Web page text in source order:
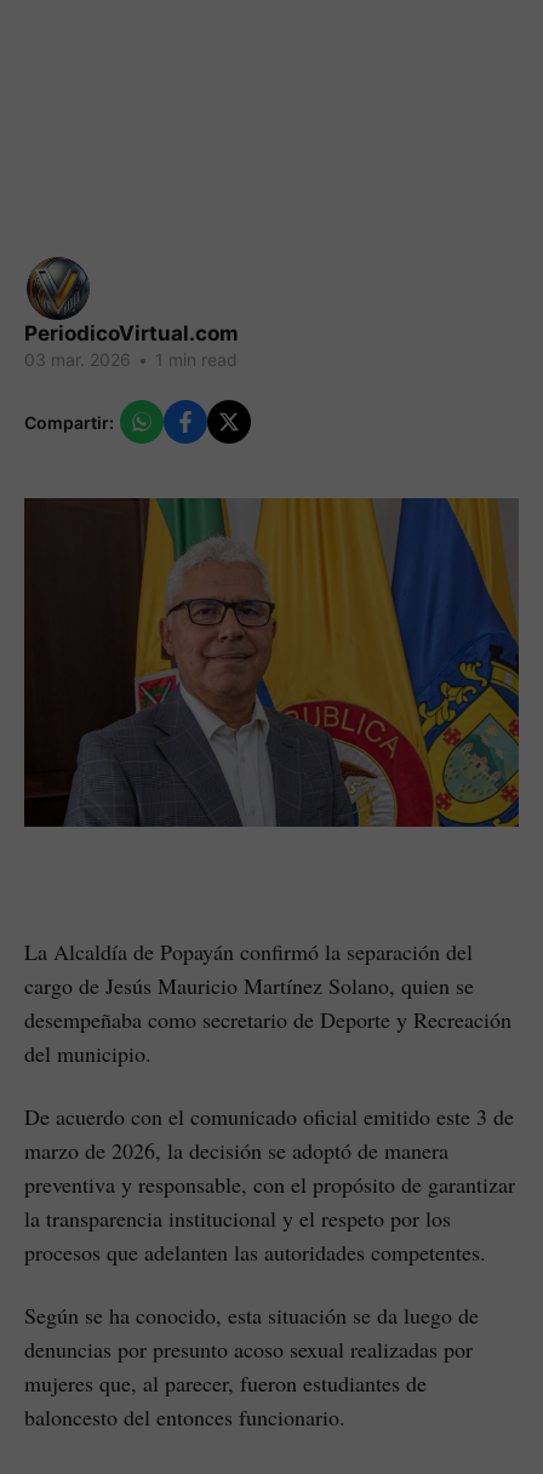
PeriodicoVirtual.com
03 mar. 2026 • 1 min read
Compartir:
La Alcaldía de Popayán confirmó la separación del
cargo de Jesús Mauricio Martínez Solano, quien se
desempeñaba como secretario de Deporte y Recreación
del municipio.
De acuerdo con el comunicado oficial emitido este 3 de
marzo de 2026, la decisión se adoptó de manera
preventiva y responsable, con el propósito de garantizar
la transparencia institucional y el respeto por los
procesos que adelanten las autoridades competentes.
Según se ha conocido, esta situación se da luego de
denuncias por presunto acoso sexual realizadas por
mujeres que, al parecer, fueron estudiantes de
baloncesto del entonces funcionario.